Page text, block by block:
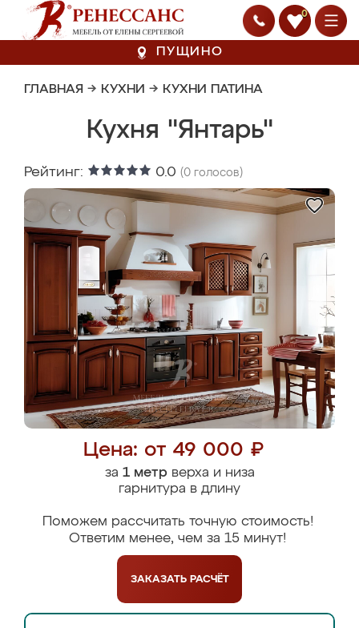
0
ПУЩИНО
ГЛАВНАЯ → КУХНИ → КУХНИ ПАТИНА
Кухня "Янтарь"
Рейтинг: 0.0 (0 голосов)
Цена: от 49 000 ₽
за 1 метрверха и низа
гарнитура в длину
Поможем рассчитать точную стоимость!
Ответим менее, чем за 15 минут!
ЗАКАЗАТЬ РАСЧЁТ